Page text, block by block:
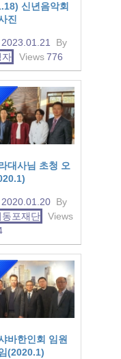
신년음악회
진
2023.01.21
By
자
Views776
대사님 초청 오
2020.01.20 By
동포재단
Views
바한인회 임원
(2020.1)